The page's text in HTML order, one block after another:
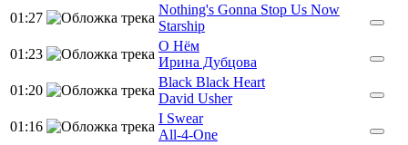
01:27
Nothing's Gonna Stop Us Now
Starship
01:23
О Нём
Ирина Дубцова
01:20
Black Black Heart
David Usher
01:16
I Swear
All-4-One